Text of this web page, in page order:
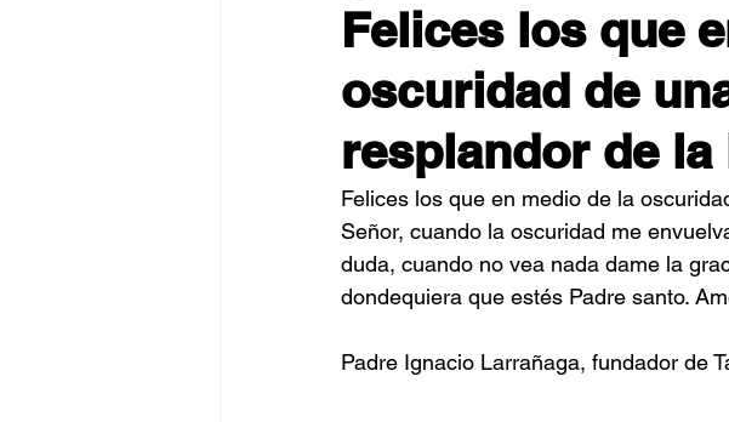
Estilo y Vida de los Guías Jornadas
Felices los que
oscuridad de
resplandor de la
Felices los que en medio de la
Señor, cuando la oscuridad me
duda, cuando no vea nada dame la
dondequiera que estés Padre santo.
Padre Ignacio Larrañaga, fundador de